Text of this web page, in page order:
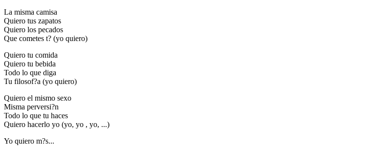
La misma camisa
Quiero tus zapatos
Quiero los pecados
Que cometes t? (yo quiero)
Quiero tu comida
Quiero tu bebida
Todo lo que diga
Tu filosof?a (yo quiero)
Quiero el mismo sexo
Misma perversi?n
Todo lo que tu haces
Quiero hacerlo yo (yo, yo , yo, ...)
Yo quiero m?s...